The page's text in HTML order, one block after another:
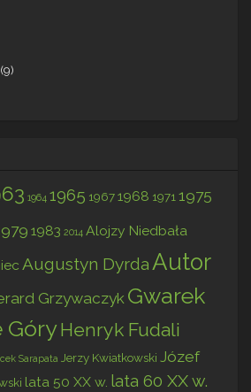
(9)
1964 1965 19671968 1971 1975
1983 2014 Alojzy Niedbała
Augustyn Dyrda Autor
Grzywaczyk Gwarek
GóryHenryk Fudali
Sarapata Jerzy Kwiatkowski Józef
lata 50 XX w. lata 60 XX w.